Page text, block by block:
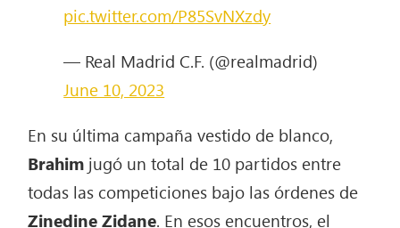
pic.twitter.com/P85SvNXzdy
— Real Madrid C.F. (@realmadrid)
June 10, 2023
En su última campaña vestido de blanco,
Brahim jugó un total de 10 partidos entre
todas las competiciones bajo las órdenes de
Zinedine Zidane. En esos encuentros, el